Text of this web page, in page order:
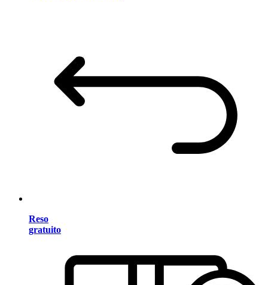
Reso
gratuito